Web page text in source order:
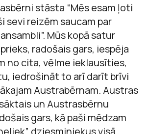
stāsta “Mēs esam ļoti
sevi reizēm saucam par
Mūs kopā satur
radošais gars, iespēja
no cita, vēlme ieklausīties,
iedrošināt to arī darīt brīvi
Austrabērnam. Austras
un Austrasbērnu
gars, kā paši mēdzam
dziesminiekus visā